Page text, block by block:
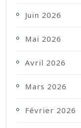
Juin 2026
Mai 2026
Avril 2026
Mars 2026
Février 2026